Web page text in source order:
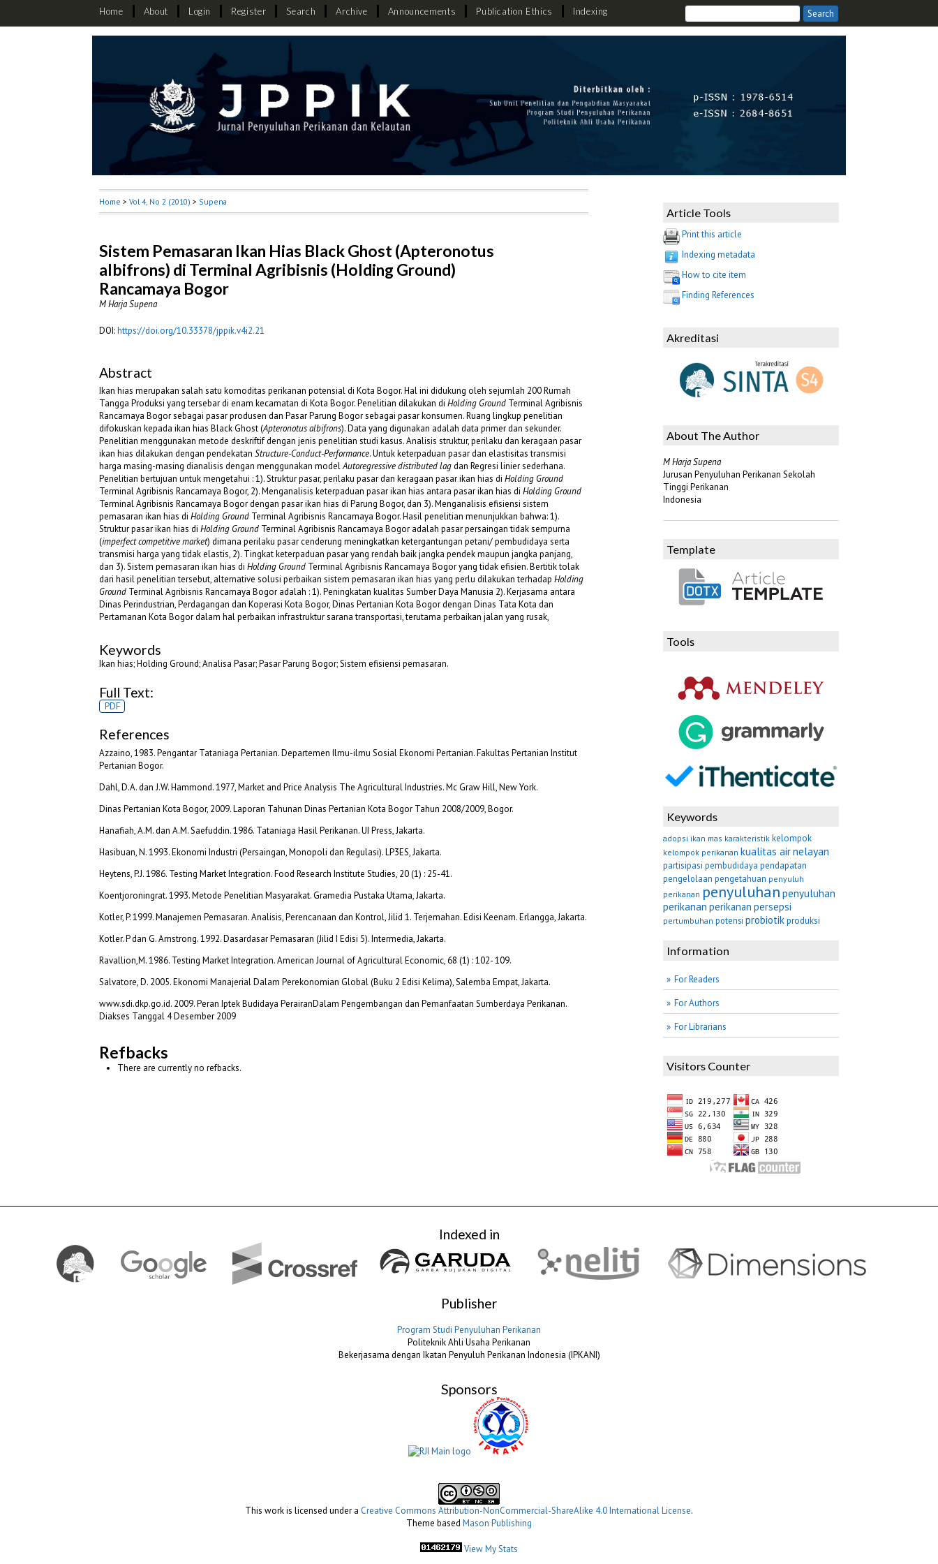
Home About Login Register Search Archive Announcements Publication Ethics Indexing
Article Tools
Print this article
Indexing metadata
How to cite item
Finding References
Akreditasi
About The Author
M Harja Supena
Jurusan Penyuluhan Perikanan Sekolah
Tinggi Perikanan
Indonesia
Template
Tools
Keywords
adopsi ikan mas karakteristik kelompok
kelompok perikanan kualitas airnelayan
partisipasi pembudidaya pendapatan
pengelolaan pengetahuan penyuluh
perikanan penyuluhan penyuluhan
perikanan perikanan persepsi
pertumbuhan potensi probiotik produksi
Information
For Readers
For Authors
For Librarians
Visitors Counter
Home > Vol 4, No 2 (2010) > Supena
Sistem Pemasaran Ikan Hias Black Ghost (Apteronotus
albifrons) di Terminal Agribisnis (Holding Ground)
Rancamaya Bogor
M Harja Supena
DOI:https://doi.org/10.33378/jppik.v4i2.21
Abstract
Ikan hias merupakan salah satu komoditas perikanan potensial di Kota Bogor. Hal ini didukung oleh sejumlah 200 Rumah
Tangga Produksi yang tersebar di enam kecamatan di Kota Bogor. Penelitian dilakukan di Holding Ground Terminal Agribisnis
Rancamaya Bogor sebagai pasar produsen dan Pasar Parung Bogor sebagai pasar konsumen. Ruang lingkup penelitian
difokuskan kepada ikan hias Black Ghost (Apteronotus albifrons). Data yang digunakan adalah data primer dan sekunder.
Penelitian menggunakan metode deskriftif dengan jenis penelitian studi kasus. Analisis struktur, perilaku dan keragaan pasar
ikan hias dilakukan dengan pendekatan Structure-Conduct-Performance. Untuk keterpaduan pasar dan elastisitas transmisi
harga masing-masing dianalisis dengan menggunakan modelAutoregressive distributed lagdan Regresi linier sederhana.
Penelitian bertujuan untuk mengetahui : 1). Struktur pasar, perilaku pasar dan keragaan pasar ikan hias di Holding Ground
Terminal Agribisnis Rancamaya Bogor, 2). Menganalisis keterpaduan pasar ikan hias antara pasar ikan hias di Holding Ground
Terminal Agribisnis Rancamaya Bogor dengan pasar ikan hias di Parung Bogor, dan 3). Menganalisis efisiensi sistem
pemasaran ikan hias di Holding Ground Terminal Agribisnis Rancamaya Bogor. Hasil penelitian menunjukkan bahwa: 1).
Struktur pasar ikan hias di Holding Ground Terminal Agribisnis Rancamaya Bogor adalah pasar persaingan tidak sempurna
(imperfect competitive market) dimana perilaku pasar cenderung meningkatkan ketergantungan petani/ pembudidaya serta
transmisi harga yang tidak elastis, 2). Tingkat keterpaduan pasar yang rendah baik jangka pendek maupun jangka panjang,
dan 3). Sistem pemasaran ikan hias di Holding Ground Terminal Agribisnis Rancamaya Bogor yang tidak efisien. Bertitik tolak
dari hasil penelitian tersebut, alternative solusi perbaikan sistem pemasaran ikan hias yang perlu dilakukan terhadap Holding
Ground Terminal Agribisnis Rancamaya Bogor adalah : 1). Peningkatan kualitas Sumber Daya Manusia 2). Kerjasama antara
Dinas Perindustrian, Perdagangan dan Koperasi Kota Bogor, Dinas Pertanian Kota Bogor dengan Dinas Tata Kota dan
Pertamanan Kota Bogor dalam hal perbaikan infrastruktur sarana transportasi, terutama perbaikan jalan yang rusak,
Keywords
Ikan hias; Holding Ground; Analisa Pasar; Pasar Parung Bogor; Sistem efisiensi pemasaran.
Full Text:
PDF
References
Azzaino, 1983. Pengantar Tataniaga Pertanian. Departemen Ilmu-ilmu Sosial Ekonomi Pertanian. Fakultas Pertanian Institut
Pertanian Bogor.
Dahl, D.A. dan J.W. Hammond. 1977, Market and Price Analysis The Agricultural Industries. Mc Graw Hill, New York.
Dinas Pertanian Kota Bogor, 2009. Laporan Tahunan Dinas Pertanian Kota Bogor Tahun 2008/2009, Bogor.
Hanafiah, A.M. dan A.M. Saefuddin. 1986. Tataniaga Hasil Perikanan. UI Press, Jakarta.
Hasibuan, N. 1993. Ekonomi Industri (Persaingan, Monopoli dan Regulasi). LP3ES, Jakarta.
Heytens, P.J. 1986. Testing Market Integration. Food Research Institute Studies, 20 (1) : 25-41.
Koentjoroningrat. 1993. Metode Penelitian Masyarakat. Gramedia Pustaka Utama, Jakarta.
Kotler, P. 1999. Manajemen Pemasaran. Analisis, Perencanaan dan Kontrol, Jilid 1. Terjemahan. Edisi Keenam. Erlangga, Jakarta.
Kotler. P dan G. Amstrong. 1992. Dasardasar Pemasaran (Jilid I Edisi 5). Intermedia, Jakarta.
Ravallion,M. 1986. Testing Market Integration. American Journal of Agricultural Economic, 68 (1) : 102- 109.
Salvatore, D. 2005. Ekonomi Manajerial Dalam Perekonomian Global (Buku 2 Edisi Kelima), Salemba Empat, Jakarta.
www.sdi.dkp.go.id. 2009. Peran Iptek Budidaya PerairanDalam Pengembangan dan Pemanfaatan Sumberdaya Perikanan.
Diakses Tanggal 4 Desember 2009
Refbacks
There are currently no refbacks.
Indexed in
Publisher
Program Studi Penyuluhan Perikanan
Politeknik Ahli Usaha Perikanan
Bekerjasama dengan Ikatan Penyuluh Perikanan Indonesia (IPKANI)
Sponsors
This work is licensed under a Creative Commons Attribution-NonCommercial-ShareAlike 4.0 International License.
Theme based Mason Publishing
View My Stats